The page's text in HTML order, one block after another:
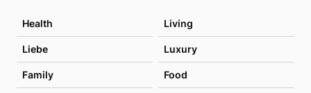
Health Living
Liebe Luxury
Family Food